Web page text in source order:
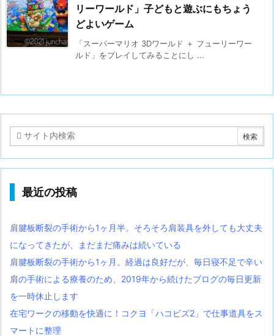
リーワールド」子どもと遊ぶにもちょう
どよいゲーム
「スーパーマリオ 3Dワールド ＋ フューリーワー
ルド」をプレイしてみることにし ...
最近の投稿
肩腱板断裂の手術から1ヶ月半。そろそろ肩装具を外しても大丈夫
になってきたが、まだまだ痛みは続いている
肩腱板断裂の手術から1ヶ月。経過は良好だが、毎日寝不足で辛い
肩の手術による療養のため、2019年から続けたブログの毎日更新
を一時休止します
在宅ワークの移動を快適に！コクヨ「ハコビズ2」で仕事道具をス
マートに整理